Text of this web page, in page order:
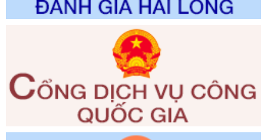
Số kí hiệu:2300/QĐ-UBND
Tên: V/v công bố danh mục thủ tục hành chính được sửa
đổi, bổ sung và phê duyệt quy trình nội bộ, quy trình điện tử
giải quyết thủ tục hành chính trong lĩnh vực Luật sư thuộc
phạm vi chức năng quản lý của Sở Tư pháp
Ngày ban hành: 01/06/2026
Số kí hiệu:351/2025/NĐ-CP
Tên: Nghị định số 351/2025/NĐ-CP của Chính phủ: Quy
định chuẩn nghèo đa chiều quốc gia giai đoạn 2026 - 2030